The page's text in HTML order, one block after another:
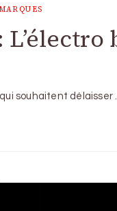
qui souhaitent délaisser